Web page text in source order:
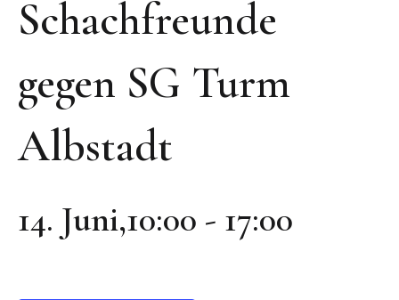
Schachfreunde
gegen SG Turm
Albstadt
14. Juni,10:00 - 17:00